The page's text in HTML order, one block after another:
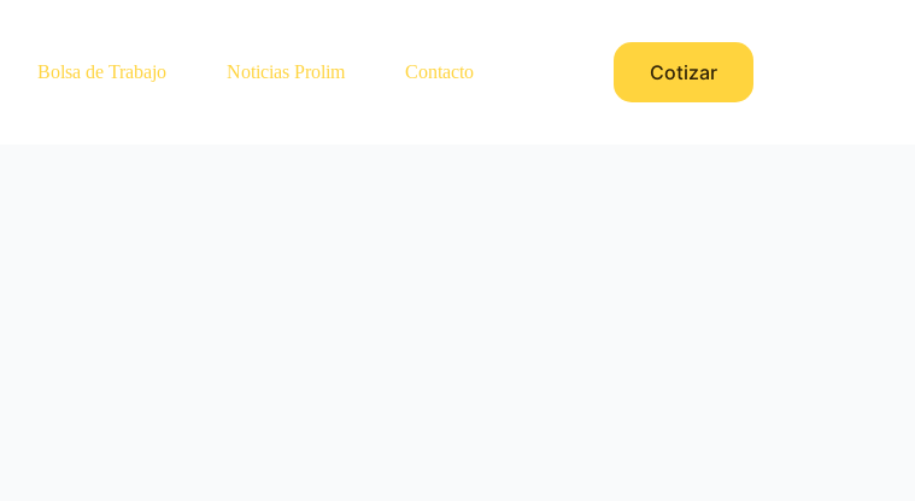
Bolsa de Trabajo Noticias Prolim Contacto Cotizar